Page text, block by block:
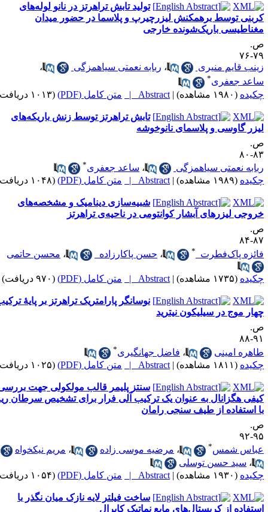
تولید تابش تراهرتز در نانو لوله‌های
توسط برهمکنش لیزرچیرپ و پلاسما در حضور میدان
باریک‌شونده خارجی
۷۶
قایم منیری
،ربابه نعمتی سیاهمزگی
،
جعفری *
(۱۹۸۰ مشاهده) |
Abstract | متن کامل (PDF) (۱۰۱۳ دریافت)
تابش تراهرتز توسط زنش باریکه­‌های
گاوسی و پلاسمای نانوخوشه
۸۰
نعمتی سیاهمزگی
،ساعد جعفری
(۱۹۸۹ مشاهده) |
Abstract | متن کامل (PDF) (۱۰۴۸ دریافت)
شبیه‌‌سازی دینامیک و مشخصه‌های
لیزرهای آبشار کوانتومی در ناحیه‌‌ی تراهرتز
۸۴
پاک‌‌فطرت
،حسن پاکارزاده ،محسن حاتمی
(۱۷۳۵ مشاهده) |
Abstract | متن کامل (PDF) (۹۷۰ دریافت)
نوسانگر پارامتریک تراهرتز بر پایۀ ترکیب
موج در سیلیکون نیترید
۸۸
امینی
،فاضل جهانگیری
(۱۸۱۱ مشاهده) |
Abstract | متن کامل (PDF) (۱۰۲۵ دریافت)
سنتز پلیمر قالب مولکولی جهت بررسی
هگزانال به عنوان یک ترکیب آلی فرار برای تشخیص سرطان ریه
استفاده از طیف سنجی رامان
۹۲
شمس
،مرضیه موسی زاده ،مریم نیکخواه
،سید حسن توسلی
(۱۹۳۰ مشاهده) |
Abstract | متن کامل (PDF) (۱۰۵۴ دریافت)
ساخت فیلتر لایه نازک میان نگذر با
از کریستال­‌های مایع نماتیک کایرال